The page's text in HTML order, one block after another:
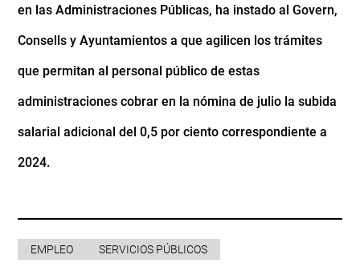
en las Administraciones Públicas, ha instado al Govern,
Consells y Ayuntamientos a que agilicen los trámites
que permitan al personal público de estas
administraciones cobrar en la nómina de julio la subida
salarial adicional del 0,5 por ciento correspondiente a
2024.
EMPLEO SERVICIOS PÚBLICOS